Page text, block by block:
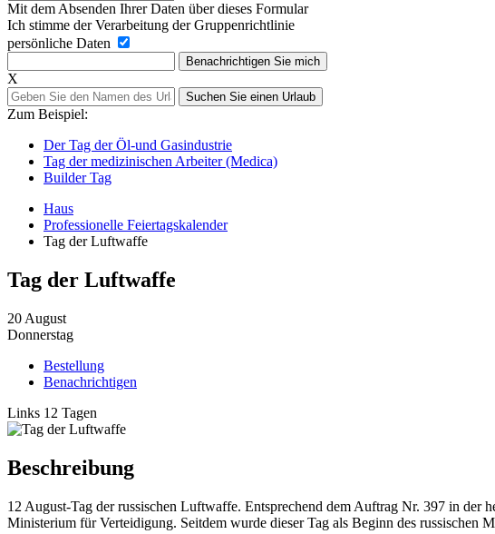
Mit dem Absenden Ihrer Daten über dieses Formular
Ich stimme der Verarbeitung der Gruppenrichtlinie
persönliche Daten
Benachrichtigen Sie mich
Х
Suchen Sie einen Urlaub
Zum Beispiel:
Der Tag der Öl-und Gasindustrie
Tag der medizinischen Arbeiter (Medica)
Builder Tag
Haus
Professionelle Feiertagskalender
Tag der Luftwaffe
Tag der Luftwaffe
20 August
Donnerstag
Bestellung
Benachrichtigen
Links 12 Tagen
Beschreibung
12 August-Tag der russischen Luftwaffe. Entsprechend dem Auftrag Nr. 397 in der
Ministerium für Verteidigung. Seitdem wurde dieser Tag als Beginn des russischen